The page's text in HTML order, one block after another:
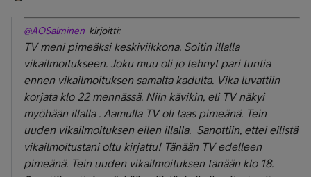
@AOSalminen kirjoitti:
TV meni pimeäksi keskiviikkona. Soitin illalla
vikailmoitukseen. Joku muu oli jo tehnyt pari tuntia
ennen vikailmoituksen samalta kadulta. Vika luvattiin
korjata klo 22 mennässä. Niin kävikin, eli TV näkyi
myöhään illalla . Aamulla TV oli taas pimeänä. Tein
uuden vikailmoituksen eilen illalla. Sanottiin, ettei eilistä
vikailmoitustani oltu kirjattu! Tänään TV edelleen
pimeänä. Tein uuden vikailmoituksen tänään klo 18.